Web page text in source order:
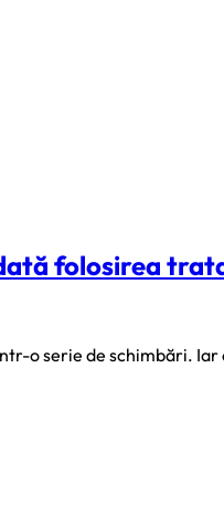
folosirea
o serie de schimbări.